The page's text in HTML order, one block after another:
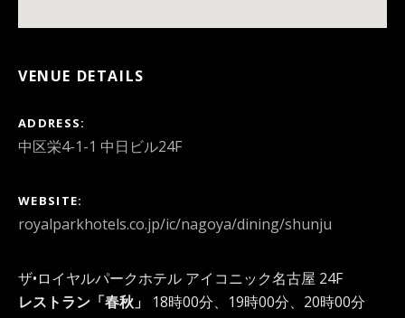
VENUE DETAILS
ADDRESS
WEBSITE
royalparkhotels.co.jp/ic/nagoya/dining/shunju
ザ•ロイヤルパークホテル アイコニック名古屋 24F
レストラン「春秋」
18時00分、19時00分、20時00分